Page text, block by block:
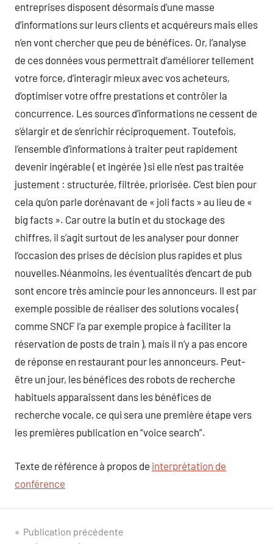
entreprises disposent désormais d’une masse
d’informations sur leurs clients et acquéreurs mais elles
n’en vont chercher que peu de bénéfices. Or, l’analyse
de ces données vous permettrait d’améliorer tellement
votre force, d’interagir mieux avec vos acheteurs,
d’optimiser votre offre prestations et contrôler la
concurrence. Les sources d’informations ne cessent de
s’élargir et de s’enrichir réciproquement. Toutefois,
l’ensemble d’informations à traiter peut rapidement
devenir ingérable ( et ingérée ) si elle n’est pas traitée
justement : structurée, filtrée, priorisée. C’est bien pour
cela qu’on parle dorénavant de « joli facts » au lieu de «
big facts ». Car outre la butin et du stockage des
chiffres, il s’agit surtout de les analyser pour donner
l’occasion des prises de décision plus rapides et plus
nouvelles.Néanmoins, les éventualités d’encart de pub
sont encore très amincie pour les annonceurs. Il est par
exemple possible de réaliser des solutions vocales (
comme SNCF l’a par exemple propice à faciliter la
réservation de posts de train ), mais il n’y a pas encore
de réponse en restaurant pour les annonceurs. Peut-
être un jour, les bénéfices des robots de recherche
habituels apparaîssent dans les bénéfices de
recherche vocale, ce qui sera une première étape vers
les premières publication en “voice search”.
Texte de référence à propos de interprétation de
conférence
Navigation
Publication précédente